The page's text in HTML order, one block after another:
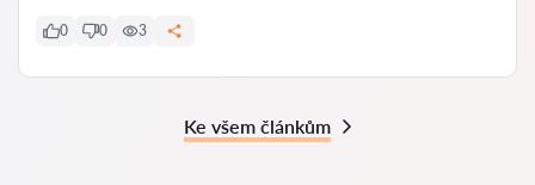
0 0 3
Ke všem článkům